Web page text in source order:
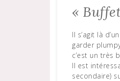
«
Il s’agit là
garder
c’est un très
Il est
secondaire)